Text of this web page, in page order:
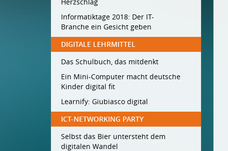
Informatiktage 2018: Der IT-
Branche ein Gesicht geben
DIGITALE LEHRMITTEL
Das Schulbuch, das mitdenkt
Ein Mini-Computer macht deutsche
Kinder digital fit
Learnify: Giubiasco digital
ICT-NETWORKING PARTY
Selbst das Bier untersteht dem
digitalen Wandel